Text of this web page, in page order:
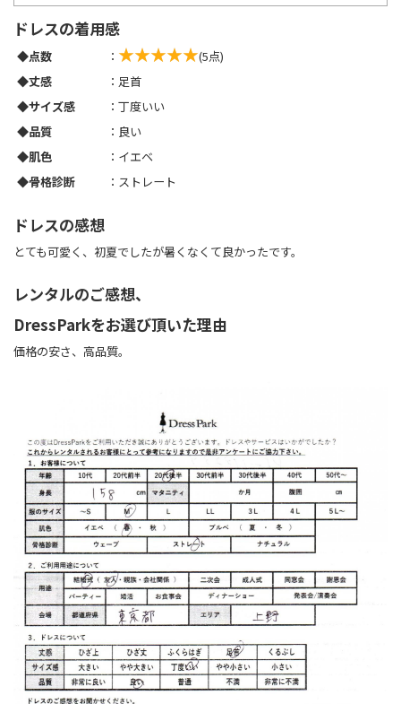
ドレスの着用感
◆点数 ：
(5点)
◆丈感
：足首
◆サイズ感
：丁度いい
◆品質
：良い
◆肌色
：イエベ
◆骨格診断
：ストレート
ドレスの感想
とても可愛く、初夏でしたが暑くなくて良かったです。
レンタルのご感想、
DressParkをお選び頂いた理由
価格の安さ、高品質。